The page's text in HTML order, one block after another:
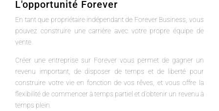
L'opportunité Forever
En tant que propriétaire indépendant de Forever Business, vous
pouvez construire une carrière avec votre propre équipe de
vente.
Créer une entreprise sur Forever vous permet de gagner un
revenu important, de disposer de temps et de liberté pour
construire votre vie en fonction de vos rêves, et vous offre la
flexibilité de commencer à temps partiel et d'obtenir un revenu à
temps plein.